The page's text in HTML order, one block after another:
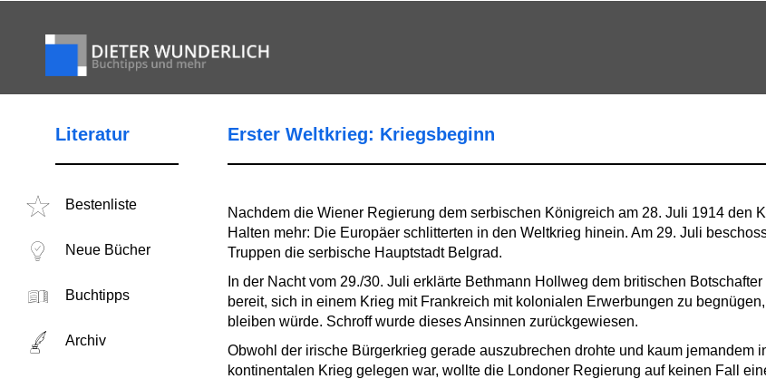
Literatur
Bestenliste
Neue Bücher
Buchtipps
Archiv
Erster Weltkrieg: Kriegsbeginn
Nachdem die Wiener Regierung dem serbischen Königreich am 28. Juli 1914 den
Halten mehr: Die Europäer schlitterten in den Weltkrieg hinein. Am 29. Juli
Truppen die serbische Hauptstadt Belgrad.
In der Nacht vom 29./30. Juli erklärte Bethmann Hollweg dem britischen
bereit, sich in einem Krieg mit Frankreich mit kolonialen Erwerbungen zu
bleiben würde. Schroff wurde dieses Ansinnen zurückgewiesen.
Obwohl der irische Bürgerkrieg gerade auszubrechen drohte und kaum jemandem
kontinentalen Krieg gelegen war, wollte die Londoner Regierung auf keinen Fall